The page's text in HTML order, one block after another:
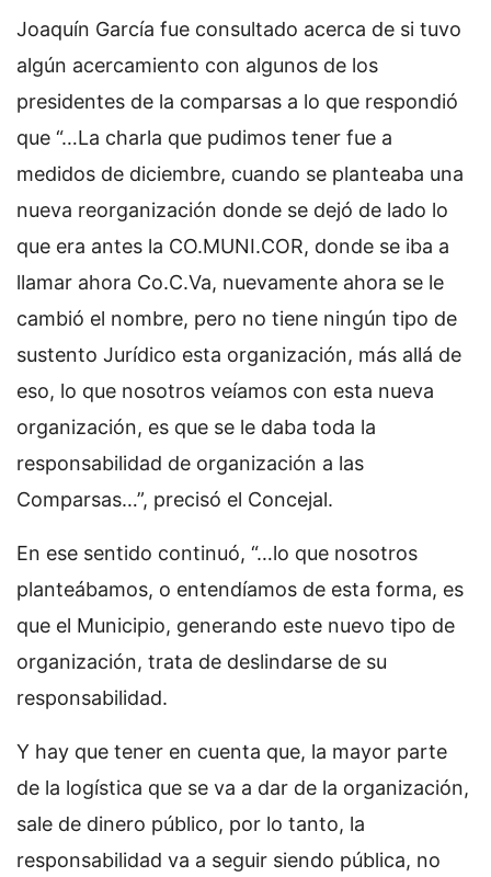
Joaquín García fue consultado acerca de si tuvo
algún acercamiento con algunos de los
presidentes de la comparsas a lo que respondió
que “…La charla que pudimos tener fue a
medidos de diciembre, cuando se planteaba una
nueva reorganización donde se dejó de lado lo
que era antes la CO.MUNI.COR, donde se iba a
llamar ahora Co.C.Va, nuevamente ahora se le
cambió el nombre, pero no tiene ningún tipo de
sustento Jurídico esta organización, más allá de
eso, lo que nosotros veíamos con esta nueva
organización, es que se le daba toda la
responsabilidad de organización a las
Comparsas…”, precisó el Concejal.
En ese sentido continuó, “…lo que nosotros
planteábamos, o entendíamos de esta forma, es
que el Municipio, generando este nuevo tipo de
organización, trata de deslindarse de su
responsabilidad.
Y hay que tener en cuenta que, la mayor parte
de la logística que se va a dar de la organización,
sale de dinero público, por lo tanto, la
responsabilidad va a seguir siendo pública, no